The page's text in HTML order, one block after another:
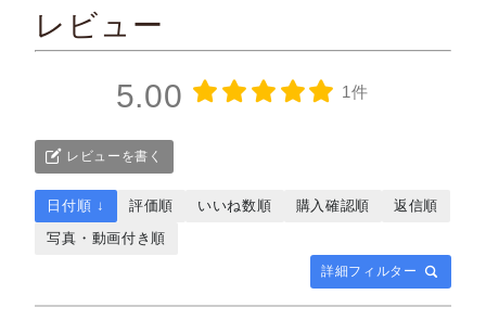
レビュー
5.00 1件
レビューを書く
詳細フィルター
日付順 ↓ 評価順 いいね数順 購入確認順
返信順
写真・動画付き順